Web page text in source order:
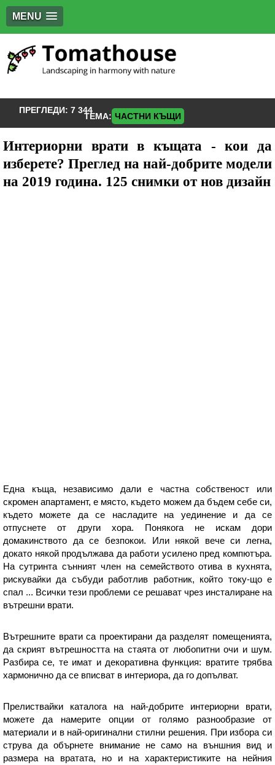
MENU
ПРЕГЛЕДИ: 7 344
ТЕМА: ЧАСТНИ КЪЩИ
Интериорни врати в къщата - кои да
изберете? Преглед на най-добрите модели
на 2019 година. 125 снимки от нов дизайн
Една къща, независимо дали е частна собственост или
скромен апартамент, е място, където можем да бъдем себе си,
където можете да се насладите на уединение и да се
отпуснете от други хора. Понякога не искам дори
домакинството да се безпокои. Или някой вече си легна,
докато някой продължава да работи усилено пред компютъра.
На сутринта сънният член на семейството отива в кухнята,
рискувайки да събуди работлив работник, който току-що е
спал ... Всички тези проблеми се решават чрез инсталиране на
вътрешни врати.
Вътрешните врати са проектирани да разделят помещенията,
да скрият вътрешността на стаята от любопитни очи и шум.
Разбира се, те имат и декоративна функция: вратите трябва
хармонично да се вписват в интериора, да го допълват.
Прелиствайки каталога на най-добрите интериорни врати,
можете да намерите опции от голямо разнообразие от
материали и в най-оригинални стилни решения. При избора си
струва да обърнете внимание не само на външния вид и
размера на вратата, но и на характеристиките на нейния